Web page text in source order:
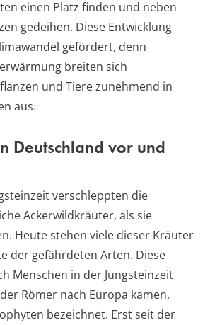
einen Platz finden und neben
gedeihen. Diese Entwicklung
gefördert, denn
breiten sich
und Tiere zunehmend in
aus.
Deutschland vor und
verschleppten die
Ackerwildkräuter, als sie
Heute stehen viele dieser Kräuter
der gefährdeten Arten. Diese
Menschen in der Jungsteinzeit
Römer nach Europa kamen,
bezeichnet. Erst seit der